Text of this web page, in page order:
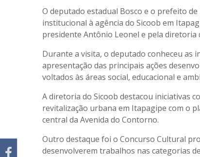
O deputado estadual Bosco e o prefeito
institucional à agência do Sicoob em
presidente Antônio Leonel e pela diretoria
Durante a visita, o deputado conheceu as
apresentação das principais ações
voltados às áreas social, educacional e
A diretoria do Sicoob destacou iniciativas
revitalização urbana em Itapagipe com o
central da Avenida do Contorno.
Outro destaque foi o Concurso Cultural
desenvolverem trabalhos nas categorias